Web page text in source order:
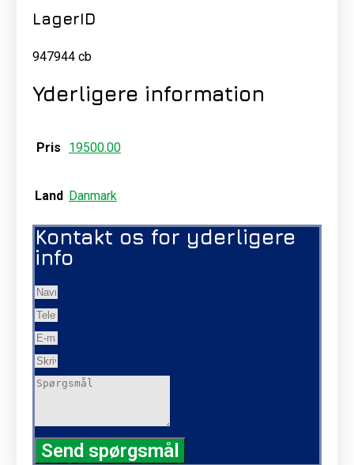
LagerID
947944 cb
Yderligere information
Pris 19500.00
Land Danmark
Kontakt os for yderligere
info
Send spørgsmål